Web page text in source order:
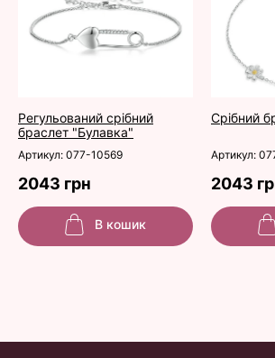
Регульований срібний
браслет "Булавка"
Срібний
Артикул: 077-10569 Артикул:
2043 грн 2043
В кошик